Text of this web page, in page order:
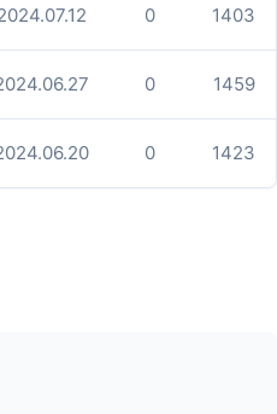
0 1403
0 1459
0 1423